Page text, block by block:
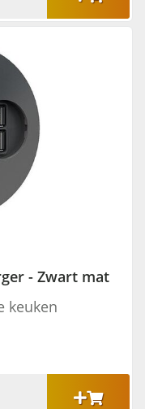
- Zwart mat
keuken